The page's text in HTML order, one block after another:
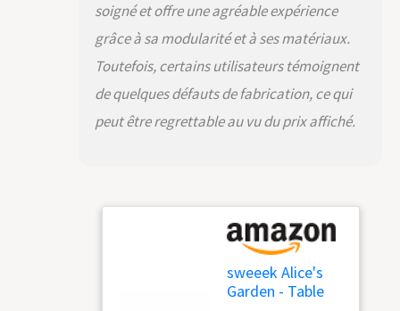
soigné et offre une agréable expérience
grâce à sa modularité et à ses matériaux.
Toutefois, certains utilisateurs témoignent
de quelques défauts de fabrication, ce qui
peut être regrettable au vu du prix affiché.
sweeek Alice's
Garden - Table